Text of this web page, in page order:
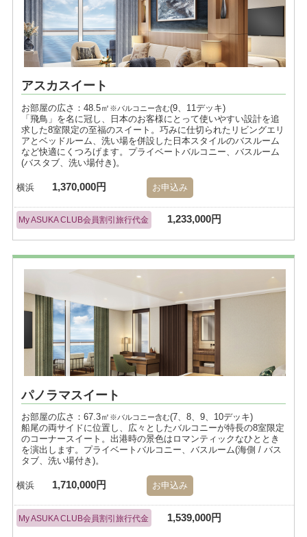
アスカスイート
お部屋の広さ：48.5㎡ ※バルコニー含む(9、11デッキ)
「飛鳥」を名に冠し、日本のお客様にとって使いやすい設計を追
求した8室限定の至福のスイート。巧みに仕切られたリビングエリ
アとベッドルーム、洗い場を併設した日本スタイルのバスルーム
など快適にくつろげます。プライベートバルコニー、バスルーム
(バスタブ、洗い場付き)。
横浜 1,370,000円 お申込み
My ASUKA CLUB会員割引旅行代金 1,233,000円
パノラマスイート
お部屋の広さ：67.3㎡ ※バルコニー含む(7、8、9、10デッキ)
船尾の両サイドに位置し、広々としたバルコニーが特長の8室限定
のコーナースイート。出港時の景色はロマンティックなひととき
を演出します。プライベートバルコニー、バスルーム(海側 / バス
タブ、洗い場付き)。
横浜 1,710,000円 お申込み
My ASUKA CLUB会員割引旅行代金 1,539,000円